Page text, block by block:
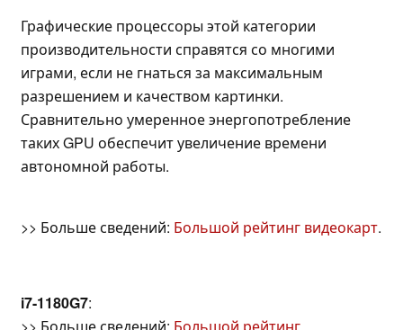
Графические процессоры этой категории
производительности справятся со многими
играми, если не гнаться за максимальным
разрешением и качеством картинки.
Сравнительно умеренное энергопотребление
таких GPU обеспечит увеличение времени
автономной работы.
>> Больше сведений: Большой рейтинг видеокарт.
i7-1180G7:
>> Больше сведений: Большой рейтинг